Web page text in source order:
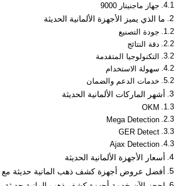
جهاز ماجنيتار 9000
ما الذي يميز الأجهزة الألمانية الحديثة
جودة التصنيع
دقة النتائج
التكنولوجيا المتقدمة
سهولة الاستخدام
خدمات الدعم والضمان
أشهر الماركات الألمانية الحديثة
OKM
Mega Detection
GER Detect
Ajax Detection
أسعار الأجهزة الألمانية الحديثة
أفضل عروض أجهزة كشف ذهب المانية حديثة مع